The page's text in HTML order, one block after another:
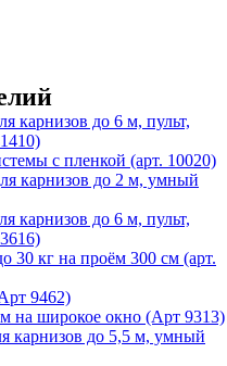
карнизов до 6 м, пульт,
с пленкой (арт. 10020)
карнизов до 2 м, умный
карнизов до 6 м, пульт,
30 кг на проём 300 см (арт.
9462)
на широкое окно (Арт 9313)
карнизов до 5,5 м, умный